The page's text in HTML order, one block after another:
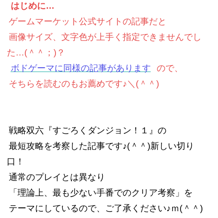
はじめに…
ゲームマーケット公式サイトの記事だと
画像サイズ、文字色が上手く指定できませんでし
た…(＾＾；)？
ボドゲーマに同様の記事があります
ので、
そちらを読むのもお薦めです♪＼(＾＾)
戦略双六『すごろくダンジョン！１』の
最短攻略を考察した記事です♪(＾＾)新しい切り
口！
通常のプレイとは異なり
「理論上、最も少ない手番でのクリア考察」を
テーマにしているので、ご了承ください♪ｍ(＾＾)